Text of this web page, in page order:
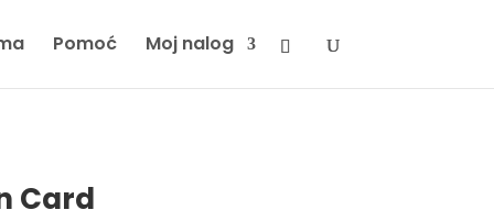
Pomoć Moj nalog
Card